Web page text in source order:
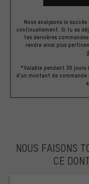
Nous analysons le
continuellement. Si tu es
tes dernières
rendre ainsi plus
*Valable pendant 30
d'un montant de
NOUS FAISONS
CE